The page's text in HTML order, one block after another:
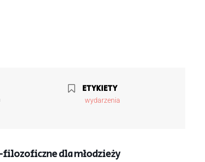
ETYKIETY
wydarzenia
dla młodzieży